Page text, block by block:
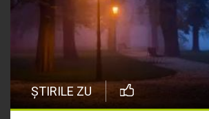
ȘTIRILE ZU